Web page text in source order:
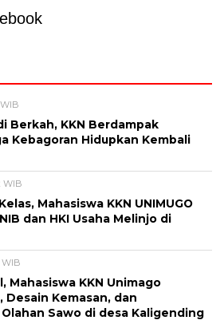
Berkah, KKN Berdampak
Kebagoran Hidupkan Kembali
WIB
Mahasiswa KKN UNIMUGO
dan HKI Usaha Melinjo di
WIB
Mahasiswa KKN Unimago
Desain Kemasan, dan
Sawo di desa Kaligending